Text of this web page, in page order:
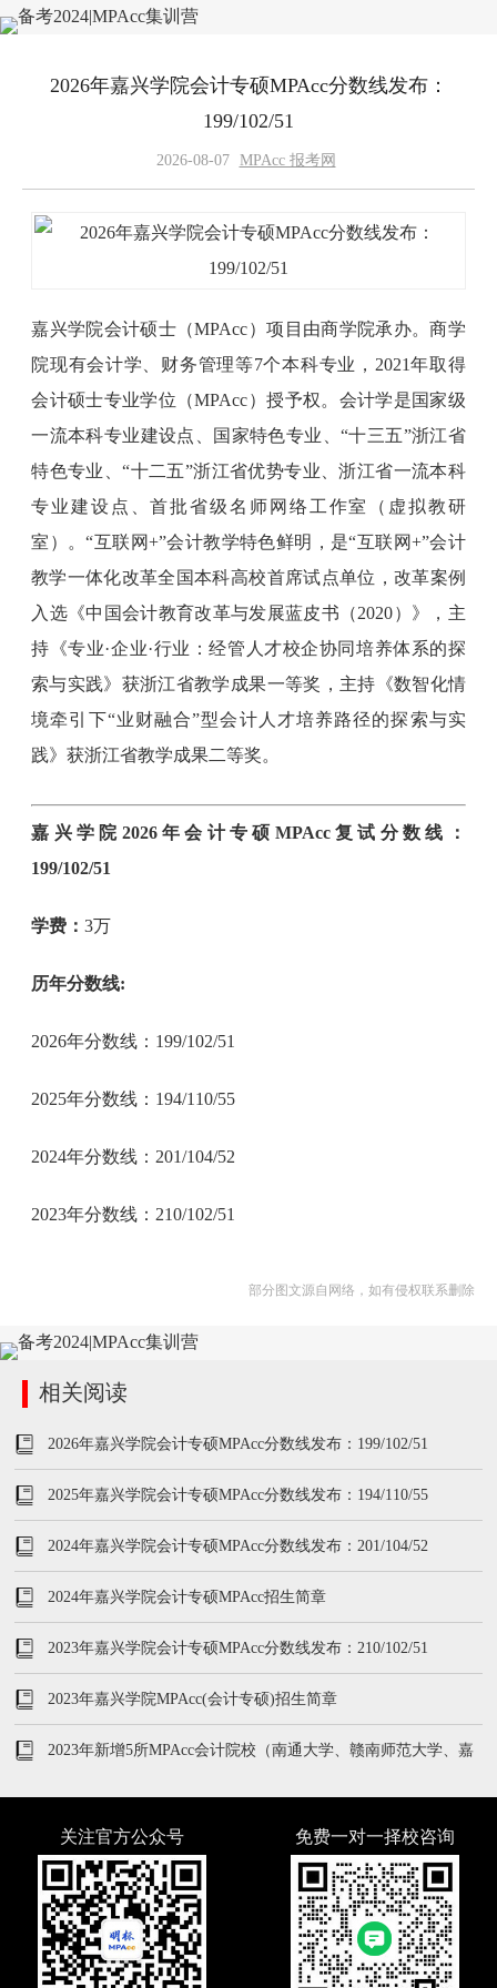
2026年嘉兴学院会计专硕MPAcc分数线发布：
199/102/51
2026-08-07 MPAcc 报考网
嘉兴学院会计硕士（MPAcc）项目由商学院承办。商学
院现有会计学、财务管理等7个本科专业，2021年取得
会计硕士专业学位（MPAcc）授予权。会计学是国家级
一流本科专业建设点、国家特色专业、“十三五”浙江省
特色专业、“十二五”浙江省优势专业、浙江省一流本科
专业建设点、首批省级名师网络工作室（虚拟教研
室）。“互联网+”会计教学特色鲜明，是“互联网+”会计
教学一体化改革全国本科高校首席试点单位，改革案例
入选《中国会计教育改革与发展蓝皮书（2020）》，主
持《专业·企业·行业：经管人才校企协同培养体系的探
索与实践》获浙江省教学成果一等奖，主持《数智化情
境牵引下“业财融合”型会计人才培养路径的探索与实
践》获浙江省教学成果二等奖。
嘉兴学院2026年会计专硕MPAcc复试分数线：
199/102/51
学费：3万
历年分数线:
2026年分数线：199/102/51
2025年分数线：194/110/55
2024年分数线：201/104/52
2023年分数线：210/102/51
部分图文源自网络，如有侵权联系删除
相关阅读
2026年嘉兴学院会计专硕MPAcc分数线发布：199/102/51
2025年嘉兴学院会计专硕MPAcc分数线发布：194/110/55
2024年嘉兴学院会计专硕MPAcc分数线发布：201/104/52
2024年嘉兴学院会计专硕MPAcc招生简章
2023年嘉兴学院会计专硕MPAcc分数线发布：210/102/51
2023年嘉兴学院MPAcc(会计专硕)招生简章
2023年新增5所MPAcc会计院校（南通大学、赣南师范大学、嘉
兴学院等）
关注官方公众号 免费一对一择校咨询